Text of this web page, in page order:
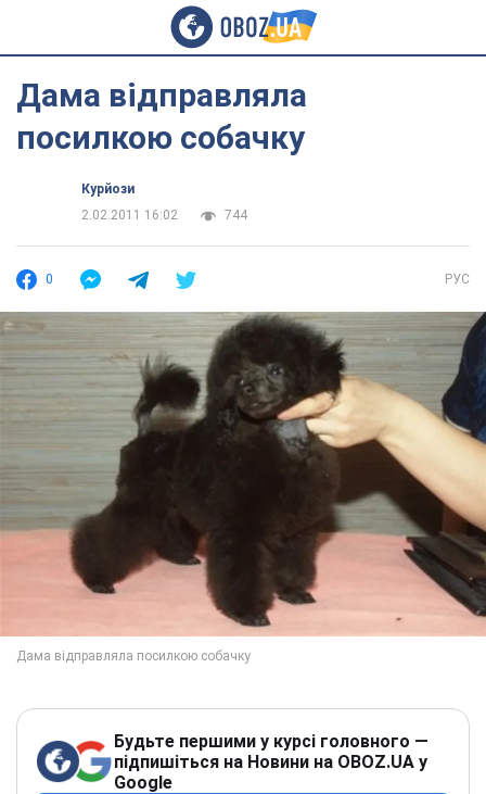
Дама відправляла
посилкою собачку
Курйози
2.02.2011 16:02
744
0 РУС
Будьте першими у курсі головного —
підпишіться на Новини на OBOZ.UA у
Google